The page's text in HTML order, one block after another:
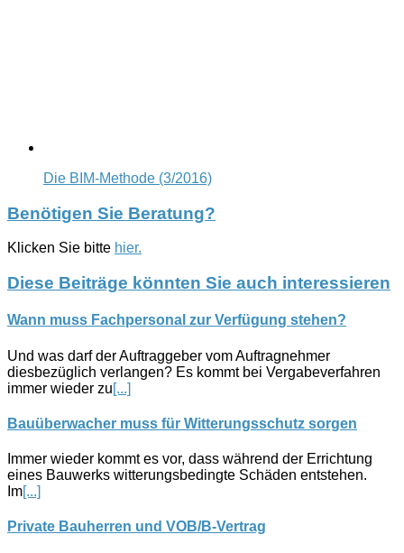
Die BIM-Methode (3/2016)
Benötigen Sie Beratung?
Klicken Sie bitte hier.
Diese Beiträge könnten Sie auch interessieren
Wann muss Fachpersonal zur Verfügung stehen?
Und was darf der Auftraggeber vom Auftragnehmer
diesbezüglich verlangen? Es kommt bei Vergabeverfahren
immer wieder zu[...]
Bauüberwacher muss für Witterungsschutz sorgen
Immer wieder kommt es vor, dass während der Errichtung
eines Bauwerks witterungsbedingte Schäden entstehen.
Im[...]
Private Bauherren und VOB/B-Vertrag